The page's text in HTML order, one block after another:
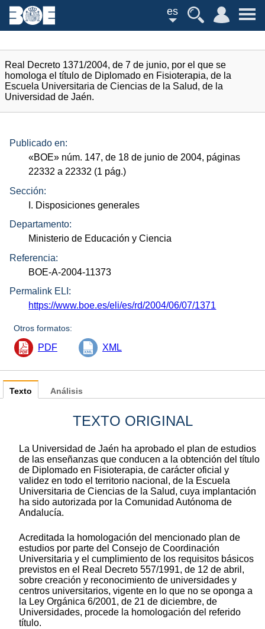
es
Real Decreto 1371/2004, de 7 de junio, por el que se
homologa el título de Diplomado en Fisioterapia, de la
Escuela Universitaria de Ciencias de la Salud, de la
Universidad de Jaén.
Publicado en:
«BOE» núm. 147, de 18 de junio de 2004, páginas
22332 a 22332 (1 pág.)
Sección:
I. Disposiciones generales
Departamento:
Ministerio de Educación y Ciencia
Referencia:
BOE-A-2004-11373
Permalink ELI:
https://www.boe.es/eli/es/rd/2004/06/07/1371
Otros formatos:
PDF XML
Texto
TEXTO ORIGINAL
La Universidad de Jaén ha aprobado el plan de estudios
de las enseñanzas que conducen a la obtención del título
de Diplomado en Fisioterapia, de carácter oficial y
validez en todo el territorio nacional, de la Escuela
Universitaria de Ciencias de la Salud, cuya implantación
ha sido autorizada por la Comunidad Autónoma de
Andalucía.
Acreditada la homologación del mencionado plan de
estudios por parte del Consejo de Coordinación
Universitaria y el cumplimiento de los requisitos básicos
previstos en el Real Decreto 557/1991, de 12 de abril,
sobre creación y reconocimiento de universidades y
centros universitarios, vigente en lo que no se oponga a
la Ley Orgánica 6/2001, de 21 de diciembre, de
Universidades, procede la homologación del referido
título.
Análisis